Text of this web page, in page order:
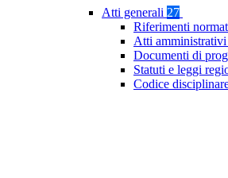
Atti generali 27
Riferimenti
Atti amministrativi
Documenti di
Statuti e leggi
Codice